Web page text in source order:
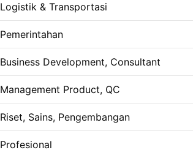
Logistik & Transportasi
Pemerintahan
Business Development, Consultant
Management Product, QC
Riset, Sains, Pengembangan
Profesional